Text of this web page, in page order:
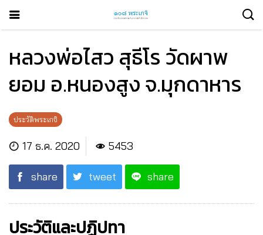
หลวงพ่อไสว สุธีโร วัดผาพ
ยอม อ.หนองสูง จ.มุกดาหาร
ประวัติพระเกจิ
17 ธ.ค. 2020 5453
share tweet share
ประวัติและปฏิปทา